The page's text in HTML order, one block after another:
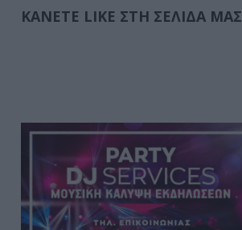
ΚΆΝΕΤΕ LIKE ΣΤΗ ΣΕΛΊΔΑ ΜΑΣ